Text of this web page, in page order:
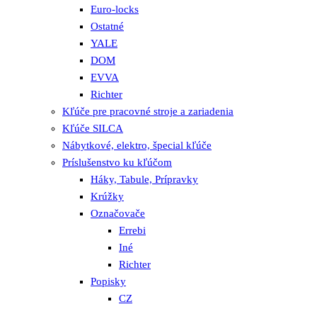
Euro-locks
Ostatné
YALE
DOM
EVVA
Richter
Kľúče pre pracovné stroje a zariadenia
Kľúče SILCA
Nábytkové, elektro, špecial kľúče
Príslušenstvo ku kľúčom
Háky, Tabule, Prípravky
Krúžky
Označovače
Errebi
Iné
Richter
Popisky
CZ